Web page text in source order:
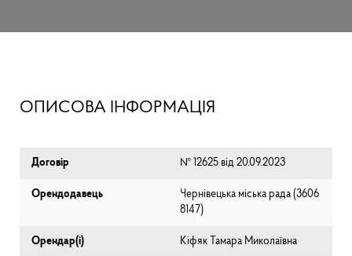
ОПИСОВА ІНФОРМАЦІЯ
Договір № 12625 від 20.09.2023
Орендодавець
Чернівецька міська рада (⁨3606
8147⁩)
Орендар(і) Кіфяк Тамара Миколаївна